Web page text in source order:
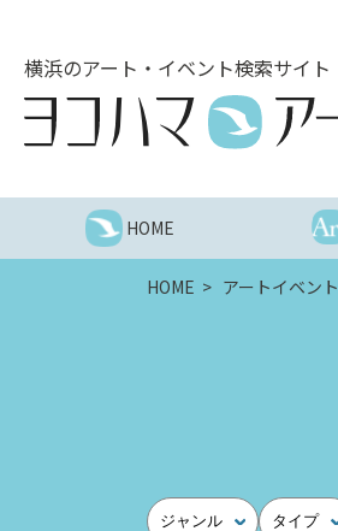
横浜のアート・イベント検索サイト
HOME
HOME アートイベント
ジャンル タイプ